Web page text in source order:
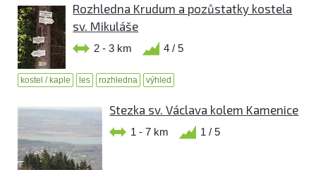
Rozhledna Krudum a pozůstatky kostela
sv. Mikuláše
2 - 3 km 4 / 5
kostel / kaple les rozhledna výhled
Stezka sv. Václava kolem Kamenice
1 - 7 km 1 / 5